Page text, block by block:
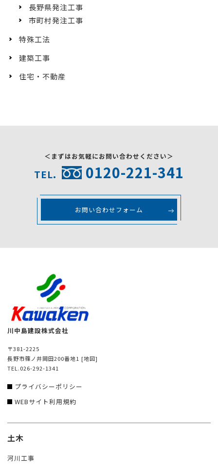
長野県発注工事
市町村発注工事
特殊工法
建築工事
住宅・不動産
＜まずはお気軽にお問い合わせください＞
TEL. 0120-221-341
お問い合わせフォーム
川中島建設株式会社
〒381-2225
長野市篠ノ井岡田200番地1 [地図]
TEL.026-292-1341
プライバシーポリシー
WEBサイト利用規約
土木
河川工事